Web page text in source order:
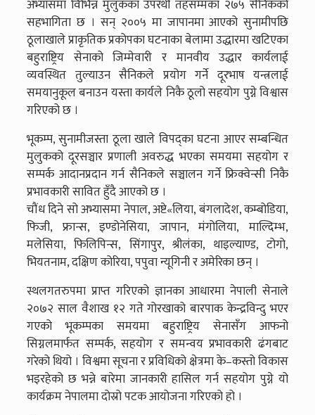
अभ्यासमा विभिन्न मुलुकका उपरथी तहसम्मका २७५ सैनिकको
सहभागिता छ । सन् २००५ मा जापानमा आएको सुनामीपछि
ठूलाखाले प्राकृतिक प्रकोपका घटनाका बेलामा उद्धारमा खटिएका
बहुराष्ट्रिय सेनाको जिम्मेवारी र मानवीय उद्धार कार्यलाई
व्यवस्थित तुल्याउन सैनिकले प्रयोग गर्ने दूरभाष यन्त्रलाई
समयानुकूल बनाउन यस्ता कार्यले निकै ठूलो सहयोग पुग्ने विश्वास
गरिएको छ ।
भूकम्प, सुनामीजस्ता ठूला खाले विपद्का घटना आएर सम्बन्धित
मुलुकको दूरसञ्चार प्रणाली अवरुद्ध भएका समयमा सहयोग र
सम्पर्क आदानप्रदान गर्न सैनिकले सञ्चालन गर्ने फ्रिक्वेन्सी निकै
प्रभावकारी सावित हुँदै आएको छ ।
चौंध दिने सो अभ्यासमा नेपाल, अष्टे«लिया, बंगलादेश, कम्बोडिया,
फिजी, फ्रान्स, इण्डोनेसिया, जापान, मंगोलिया, माल्दिम्भ,
मलेसिया, फिलिपिन्स, सिंगापुर, श्रीलंका, थाइल्याण्ड, टोगो,
भियतनाम, दक्षिण कोरिया, पपुवा न्यूगिनी र अमेरिका छन् ।
स्थलगतरुपमा प्राप्त गरिएको ज्ञानका आधारमा नेपाली सेनाले
२०७२ साल वैशाख १२ गते गोरखाको बारपाक केन्द्रविन्दु भएर
गएको भूकम्पका समयमा बहुराष्ट्रिय सेनासँग आफनो
सिग्नलमार्फत सम्पर्क, सहयोग र समन्वय प्रभावकारी ढंगबाट
गरेको थियो । विश्वमा सूचना र प्रविधिको क्षेत्रमा के–कस्तो विकास
भइरहेको छ भन्ने बारेमा जानकारी हासिल गर्न सहयोग पुग्ने यो
कार्यक्रम नेपालमा दोस्रो पटक आयोजना गरिएको हो ।